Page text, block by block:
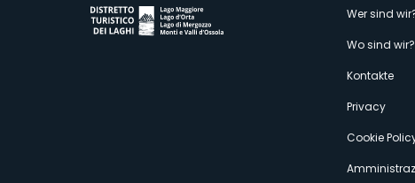
Wer sind
Wo sind wir?
Kontakte
Privacy
Cookie